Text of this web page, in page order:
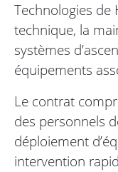
Technologies de
technique, la
systèmes
équipements
Le contrat
des personnels
déploiement
intervention